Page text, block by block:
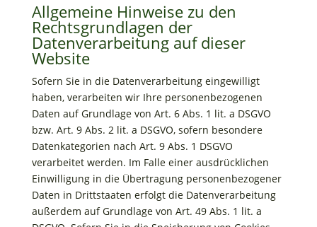
Allgemeine Hinweise zu den
Rechtsgrundlagen der
Datenverarbeitung auf dieser
Website
Sofern Sie in die Datenverarbeitung eingewilligt
haben, verarbeiten wir Ihre personenbezogenen
Daten auf Grundlage von Art. 6 Abs. 1 lit. a DSGVO
bzw. Art. 9 Abs. 2 lit. a DSGVO, sofern besondere
Datenkategorien nach Art. 9 Abs. 1 DSGVO
verarbeitet werden. Im Falle einer ausdrücklichen
Einwilligung in die Übertragung personenbezogener
Daten in Drittstaaten erfolgt die Datenverarbeitung
außerdem auf Grundlage von Art. 49 Abs. 1 lit. a